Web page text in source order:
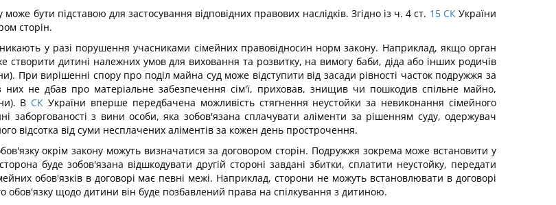
бути підставою для застосування відповідних правових наслідків. Згідно із ч. 4 ст. 15 СКУкраїни
сторін.
у разі порушення учасниками сімейних правовідносин норм закону. Наприклад, якщо орган
створити дитині належних умов для виховання та розвитку, на вимогу баби, діда або інших родичів
При вирішенні спору про поділ майна суд може відступити від засади рівності часток подружжя за
не дбав про матеріальне забезпечення сім'ї, приховав, знищив чи пошкодив спільне майно,
В СК України вперше передбачена можливість стягнення неустойки за невиконання сімейного
заборгованості з вини особи, яка зобов'язана сплачувати аліменти за рішенням суду, одержувач
відсотка від суми несплачених аліментів за кожен день прострочення.
окрім закону можуть визначатися за договором сторін. Подружжя зокрема може встановити у
буде зобов'язана відшкодувати другій стороні завдані збитки, сплатити неустойку, передати
обов'язків в договорі має певні межі. Наприклад, сторони не можуть встановлювати в договорі
обов'язку щодо дитини він буде позбавлений права на спілкування з дитиною.